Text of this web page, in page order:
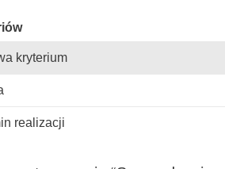
kryterium
realizacji